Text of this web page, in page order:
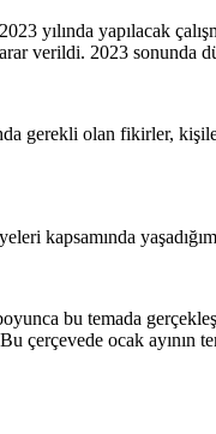
yılında yapılacak
verildi. 2023
gerekli olan fikirler,
kapsamında
bu temada
çerçevede ocak